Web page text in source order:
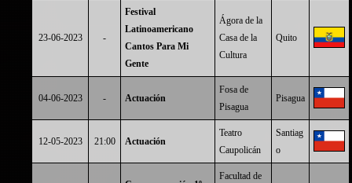
23-06-2023 -
Festival
Latinoamericano
Cantos Para Mi
Gente
Ágora de la
Casa de la
Cultura
Quito
04-06-2023 - Actuación
Fosa de
Pisagua
Pisagua
12-05-2023 21:00 Actuación
Teatro
Caupolicán
Santiag
o
Facultad de